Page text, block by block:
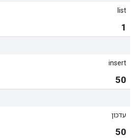
list
1
insert
50
עדכון
50